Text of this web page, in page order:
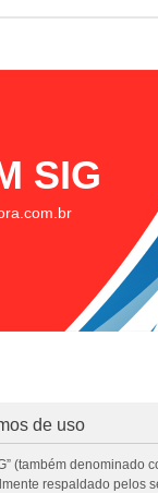
SIG
de uso
(também denominado
respaldado pelos